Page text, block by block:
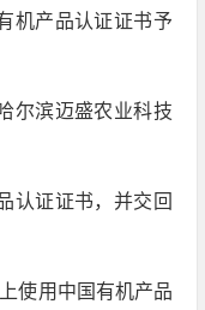
机产品认证证书予
尔滨迈盛农业科技
认证证书，并交回
使用中国有机产品